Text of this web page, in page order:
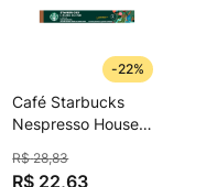
-22%
Café Starbucks
Nespresso House
10 Cápsulas 52g
R$ 28,83
R$ 22,63